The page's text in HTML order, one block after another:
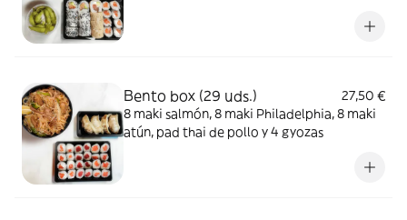
Bento box (29 uds.)
27,50 €
8 maki salmón, 8 maki Philadelphia, 8 maki
atún, pad thai de pollo y 4 gyozas